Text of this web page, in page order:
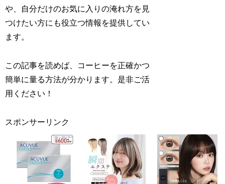
や、自分だけのお気に入りの淹れ方を見
つけたい方にも役立つ情報を提供してい
ます。
この記事を読めば、コーヒーを正確かつ
簡単に量る方法が分かります。是非ご活
用ください！
スポンサーリンク